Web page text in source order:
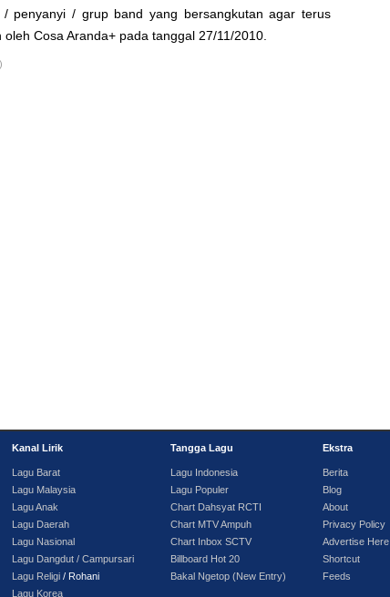
/ penyanyi / grup band yang bersangkutan agar terus
oleh Cosa Aranda+ pada tanggal 27/11/2010.
Kanal Lirik
Lagu Barat
Lagu Malaysia
Lagu Anak
Lagu Daerah
Lagu Nasional
Lagu Dangdut / Campursari
Lagu Religi / Rohani
Lagu Korea
Tangga Lagu
Lagu Indonesia
Lagu Populer
Chart Dahsyat RCTI
Chart MTV Ampuh
Chart Inbox SCTV
Billboard Hot 20
Bakal Ngetop (New Entry)
Ekstra
Berita
Blog
About
Privacy Policy
Advertise Here
Shortcut
Feeds